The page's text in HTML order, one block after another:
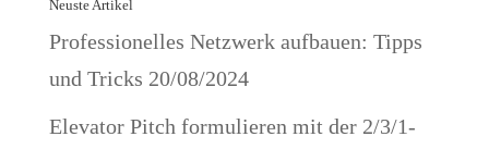
Neuste Artikel
Professionelles Netzwerk aufbauen: Tipps
und Tricks 20/08/2024
Elevator Pitch formulieren mit der 2/3/1-